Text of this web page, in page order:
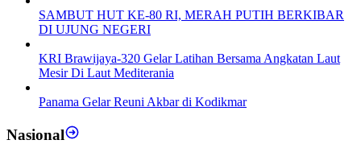
SAMBUT HUT KE-80 RI, MERAH PUTIH BERKIBAR
DI UJUNG NEGERI
KRI Brawijaya-320 Gelar Latihan Bersama Angkatan Laut
Mesir Di Laut Mediterania
Panama Gelar Reuni Akbar di Kodikmar
Nasional